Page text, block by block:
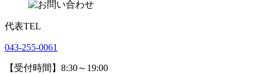
代表TEL
043-255-0061
【受付時間】8:30～19:00